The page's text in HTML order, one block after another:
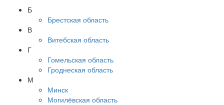
Б
Брестская область
В
Витебская область
Г
Гомельская область
Гроднеская область
М
Минск
Могилёвская область